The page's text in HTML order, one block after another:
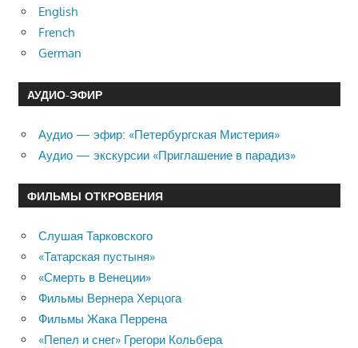
English
French
German
АУДИО-ЭФИР
Аудио — эфир: «Петербургская Мистерия»
Аудио — экскурсии «Приглашение в парадиз»
ФИЛЬМЫ ОТКРОВЕНИЯ
Слушая Тарковского
«Татарская пустыня»
«Смерть в Венеции»
Фильмы Вернера Херцога
Фильмы Жака Перрена
«Пепел и снег» Грегори Кольбера